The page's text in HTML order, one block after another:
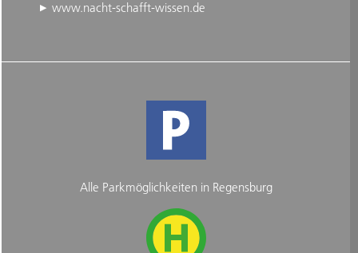
www.nacht-schafft-wissen.de
Alle Parkmöglichkeiten in Regensburg